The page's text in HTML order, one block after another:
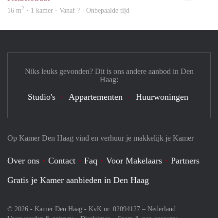
16 m2 · 1 kamer · Vanaf ? - Onbepaalde tijd
Op Kamer Den Haag vind en verhuur je makkelijk je Kamer
Over ons Contact Faq Voor Makelaars
Partners
Gratis je Kamer aanbieden in Den Haag
© 2026 - Kamer Den Haag - KvK nr. 02094127 – Nederland
Niks leuks gevonden? Dit is ons andere aanbod in Den
Haag:
Studio's Appartementen Huurwoningen